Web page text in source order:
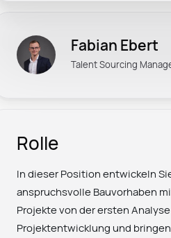
Fabian Ebert
Talent Sourcing
Rolle
In dieser Position entwickeln
anspruchsvolle Bauvorhaben
Projekte von der ersten
Projektentwicklung und